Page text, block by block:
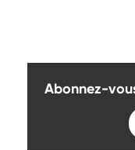
Abonnez-